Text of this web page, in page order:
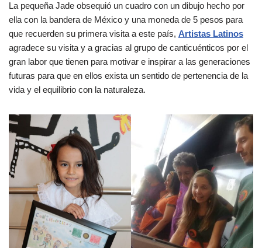
La pequeña Jade obsequió un cuadro con un dibujo hecho por
ella con la bandera de México y una moneda de 5 pesos para
que recuerden su primera visita a este país, Artistas Latinos
agradece su visita y a gracias al grupo de canticuénticos por el
gran labor que tienen para motivar e inspirar a las generaciones
futuras para que en ellos exista un sentido de pertenencia de la
vida y el equilibrio con la naturaleza.